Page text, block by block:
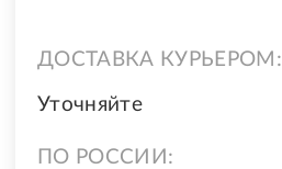
ДОСТАВКА КУРЬЕРОМ:
Уточняйте
ПО РОССИИ: